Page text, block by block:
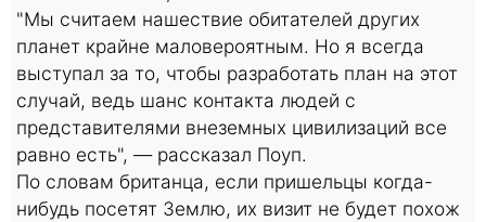
"Мы считаем нашествие обитателей других
планет крайне маловероятным. Но я всегда
выступал за то, чтобы разработать план на этот
случай, ведь шанс контакта людей с
представителями внеземных цивилизаций все
равно есть", — рассказал Поуп.
По словам британца, если пришельцы когда-
нибудь посетят Землю, их визит не будет похож